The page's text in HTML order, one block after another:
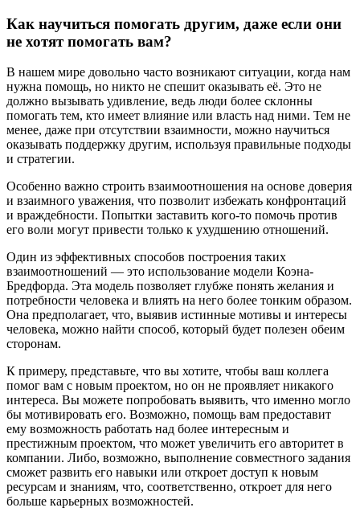
Как научиться помогать другим, даже если они
не хотят помогать вам?
В нашем мире довольно часто возникают ситуации, когда нам
нужна помощь, но никто не спешит оказывать её. Это не
должно вызывать удивление, ведь люди более склонны
помогать тем, кто имеет влияние или власть над ними. Тем не
менее, даже при отсутствии взаимности, можно научиться
оказывать поддержку другим, используя правильные подходы
и стратегии.
Особенно важно строить взаимоотношения на основе доверия
и взаимного уважения, что позволит избежать конфронтаций
и враждебности. Попытки заставить кого-то помочь против
его воли могут привести только к ухудшению отношений.
Один из эффективных способов построения таких
взаимоотношений — это использование модели Коэна-
Бредфорда. Эта модель позволяет глубже понять желания и
потребности человека и влиять на него более тонким образом.
Она предполагает, что, выявив истинные мотивы и интересы
человека, можно найти способ, который будет полезен обеим
сторонам.
К примеру, представьте, что вы хотите, чтобы ваш коллега
помог вам с новым проектом, но он не проявляет никакого
интереса. Вы можете попробовать выявить, что именно могло
бы мотивировать его. Возможно, помощь вам предоставит
ему возможность работать над более интересным и
престижным проектом, что может увеличить его авторитет в
компании. Либо, возможно, выполнение совместного задания
сможет развить его навыки или откроет доступ к новым
ресурсам и знаниям, что, соответственно, откроет для него
больше карьерных возможностей.